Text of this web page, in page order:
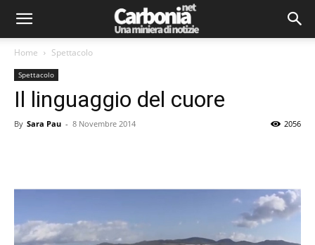
Home Spettacolo
Spettacolo
Il linguaggio del cuore
By Sara Pau - 8 Novembre 2014 2056